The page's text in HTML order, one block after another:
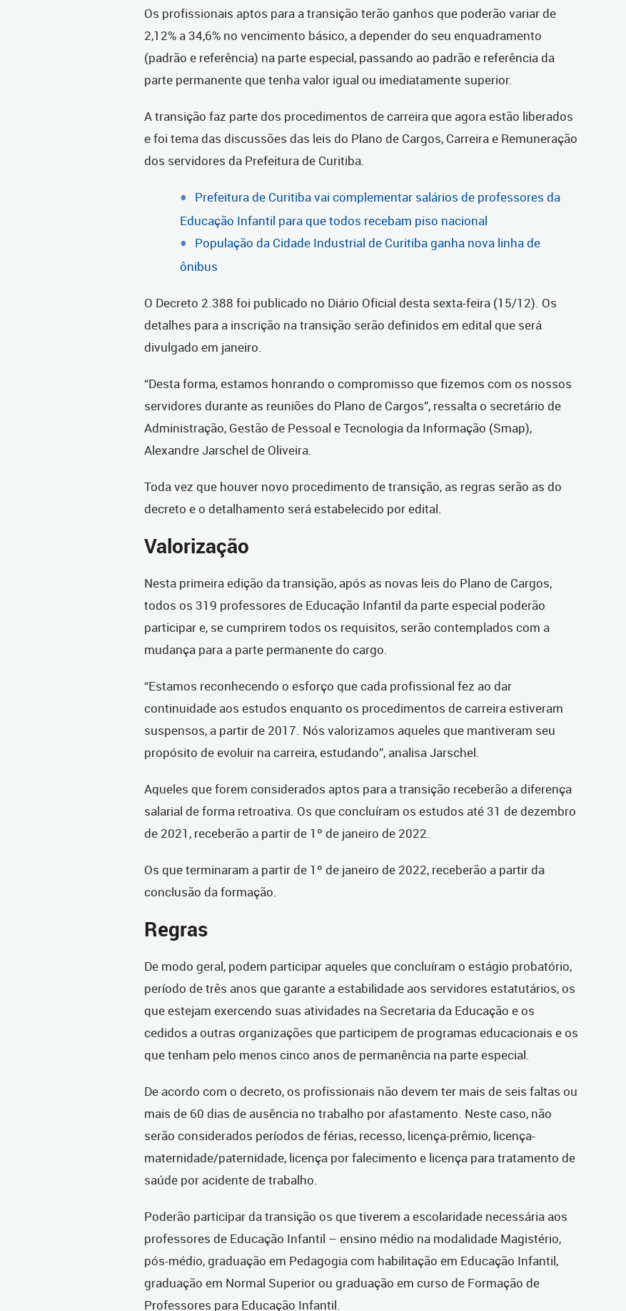
Os profissionais aptos para a transição terão ganhos que poderão variar de
2,12% a 34,6% no vencimento básico, a depender do seu enquadramento
(padrão e referência) na parte especial, passando ao padrão e referência da
parte permanente que tenha valor igual ou imediatamente superior.
A transição faz parte dos procedimentos de carreira que agora estão liberados
e foi tema das discussões das leis do Plano de Cargos, Carreira e Remuneração
dos servidores da Prefeitura de Curitiba.
Prefeitura de Curitiba vai complementar salários de professores da
Educação Infantil para que todos recebam piso nacional
População da Cidade Industrial de Curitiba ganha nova linha de
ônibus
O Decreto 2.388 foi publicado no Diário Oficial desta sexta-feira (15/12). Os
detalhes para a inscrição na transição serão definidos em edital que será
divulgado em janeiro.
“Desta forma, estamos honrando o compromisso que fizemos com os nossos
servidores durante as reuniões do Plano de Cargos”, ressalta o secretário de
Administração, Gestão de Pessoal e Tecnologia da Informação (Smap),
Alexandre Jarschel de Oliveira.
Toda vez que houver novo procedimento de transição, as regras serão as do
decreto e o detalhamento será estabelecido por edital.
Valorização
Nesta primeira edição da transição, após as novas leis do Plano de Cargos,
todos os 319 professores de Educação Infantil da parte especial poderão
participar e, se cumprirem todos os requisitos, serão contemplados com a
mudança para a parte permanente do cargo.
“Estamos reconhecendo o esforço que cada profissional fez ao dar
continuidade aos estudos enquanto os procedimentos de carreira estiveram
suspensos, a partir de 2017. Nós valorizamos aqueles que mantiveram seu
propósito de evoluir na carreira, estudando”, analisa Jarschel.
Aqueles que forem considerados aptos para a transição receberão a diferença
salarial de forma retroativa. Os que concluíram os estudos até 31 de dezembro
de 2021, receberão a partir de 1º de janeiro de 2022.
Os que terminaram a partir de 1º de janeiro de 2022, receberão a partir da
conclusão da formação.
Regras
De modo geral, podem participar aqueles que concluíram o estágio probatório,
período de três anos que garante a estabilidade aos servidores estatutários, os
que estejam exercendo suas atividades na Secretaria da Educação e os
cedidos a outras organizações que participem de programas educacionais e os
que tenham pelo menos cinco anos de permanência na parte especial.
De acordo com o decreto, os profissionais não devem ter mais de seis faltas ou
mais de 60 dias de ausência no trabalho por afastamento. Neste caso, não
serão considerados períodos de férias, recesso, licença-prêmio, licença-
maternidade/paternidade, licença por falecimento e licença para tratamento de
saúde por acidente de trabalho.
Poderão participar da transição os que tiverem a escolaridade necessária aos
professores de Educação Infantil – ensino médio na modalidade Magistério,
pós-médio, graduação em Pedagogia com habilitação em Educação Infantil,
graduação em Normal Superior ou graduação em curso de Formação de
Professores para Educação Infantil.